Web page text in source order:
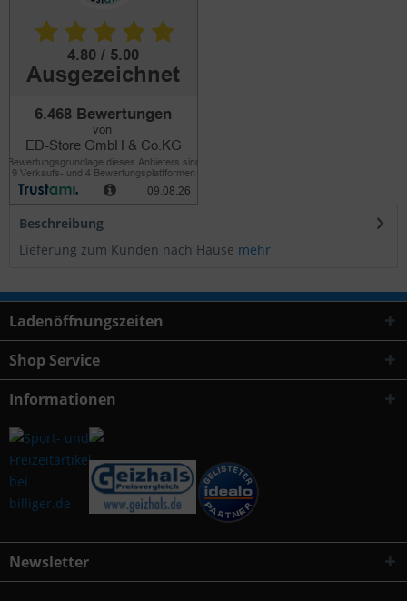
Beschreibung
Lieferung zum Kunden nach Hause mehr
Ladenöffnungszeiten
Shop Service
Informationen
Newsletter